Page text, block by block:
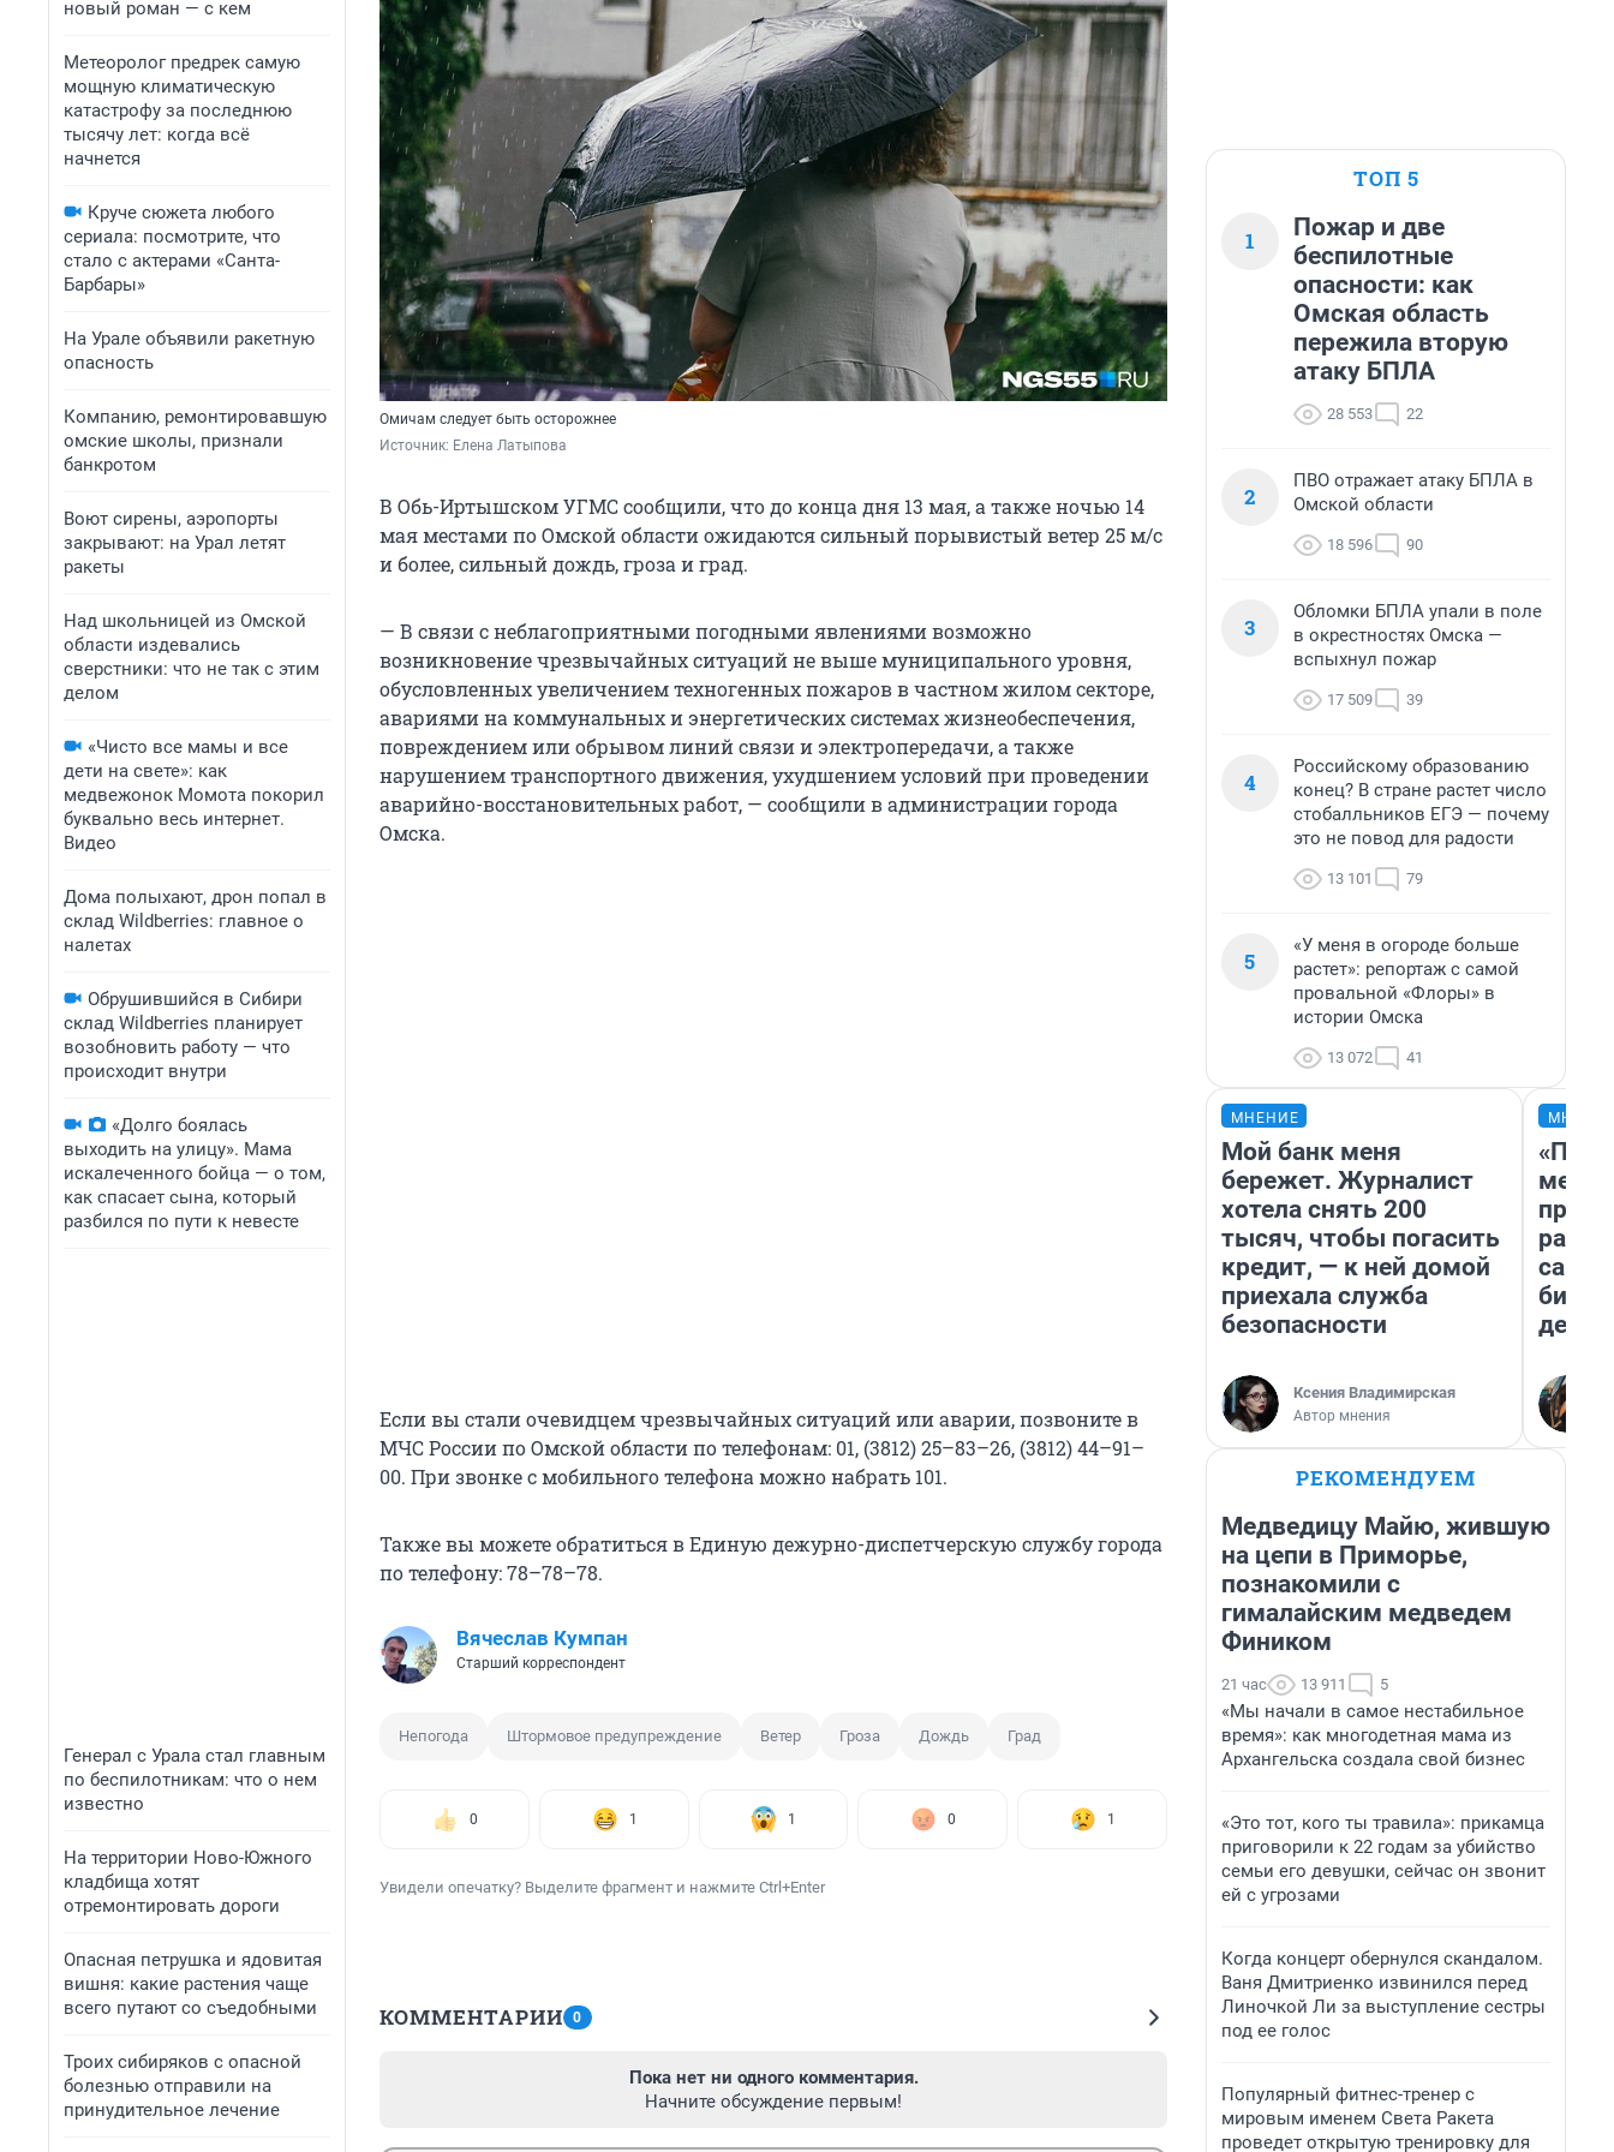
новый роман — с кем
Метеоролог предрек самую
мощную климатическую
катастрофу за последнюю
тысячу лет: когда всё
начнется
Круче сюжета любого
сериала: посмотрите, что
стало с актерами «Санта-
Барбары»
На Урале объявили ракетную
опасность
Компанию, ремонтировавшую
омские школы, признали
банкротом
Воют сирены, аэропорты
закрывают: на Урал летят
ракеты
Над школьницей из Омской
области издевались
сверстники: что не так с этим
делом
«Чисто все мамы и все
дети на свете»: как
медвежонок Момота покорил
буквально весь интернет.
Видео
Дома полыхают, дрон попал в
склад Wildberries: главное о
налетах
Обрушившийся в Сибири
склад Wildberries планирует
возобновить работу — что
происходит внутри
«Долго боялась
выходить на улицу». Мама
искалеченного бойца — о том,
как спасает сына, который
разбился по пути к невесте
Генерал с Урала стал главным
по беспилотникам: что о нем
известно
На территории Ново-Южного
кладбища хотят
отремонтировать дороги
Опасная петрушка и ядовитая
вишня: какие растения чаще
всего путают со съедобными
Троих сибиряков с опасной
болезнью отправили на
принудительное лечение
Омичам следует быть осторожнее
Источник: Елена Латыпова
В Обь-Иртышском УГМС сообщили, что до конца дня 13 мая, а также ночью 14
мая местами по Омской области ожидаются сильный порывистый ветер 25 м/с
и более, сильный дождь, гроза и град.
— В связи с неблагоприятными погодными явлениями возможно
возникновение чрезвычайных ситуаций не выше муниципального уровня,
обусловленных увеличением техногенных пожаров в частном жилом секторе,
авариями на коммунальных и энергетических системах жизнеобеспечения,
повреждением или обрывом линий связи и электропередачи, а также
нарушением транспортного движения, ухудшением условий при проведении
аварийно-восстановительных работ, — сообщили в администрации города
Омска.
Если вы стали очевидцем чрезвычайных ситуаций или аварии, позвоните в
МЧС России по Омской области по телефонам: 01, (3812) 25–83–26, (3812) 44–91–
00. При звонке с мобильного телефона можно набрать 101.
Также вы можете обратиться в Единую дежурно-диспетчерскую службу города
по телефону: 78–78–78.
Вячеслав Кумпан
Старший корреспондент
Непогода Штормовое предупреждение Ветер Гроза Дождь Град
0 1 1 0 1
Увидели опечатку? Выделите фрагмент и нажмите Ctrl+Enter
КОММЕНТАРИИ 0
Пока нет ни одного комментария.
Начните обсуждение первым!
ТОП 5
1
Пожар и две
беспилотные
опасности: как
Омская область
пережила вторую
атаку БПЛА
28 553 22
2
ПВО отражает атаку БПЛА в
Омской области
18 596 90
3
Обломки БПЛА упали в поле
в окрестностях Омска —
вспыхнул пожар
17 509 39
4
Российскому образованию
конец? В стране растет число
стобалльников ЕГЭ — почему
это не повод для радости
13 101 79
5
«У меня в огороде больше
растет»: репортаж с самой
провальной «Флоры» в
истории Омска
13 072 41
МНЕНИЕ
Мой банк меня
бережет. Журналист
хотела снять 200
тысяч, чтобы погасить
кредит, — к ней домой
приехала служба
безопасности
Ксения Владимирская
Автор мнения
РЕКОМЕНДУЕМ
Медведицу Майю, жившую
на цепи в Приморье,
познакомили с
гималайским медведем
Фиником
21 час 13 911 5
«Мы начали в самое нестабильное
время»: как многодетная мама из
Архангельска создала свой бизнес
«Это тот, кого ты травила»: прикамца
приговорили к 22 годам за убийство
семьи его девушки, сейчас он звонит
ей с угрозами
Когда концерт обернулся скандалом.
Ваня Дмитриенко извинился перед
Линочкой Ли за выступление сестры
под ее голос
Популярный фитнес-тренер с
мировым именем Света Ракета
проведет открытую тренировку для